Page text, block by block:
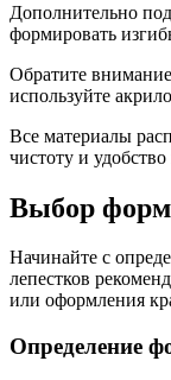
Дополнительно
формировать
Обратите
используйте
Все материалы
чистоту и
Выбор
Начинайте с
лепестков
или оформления
Определение